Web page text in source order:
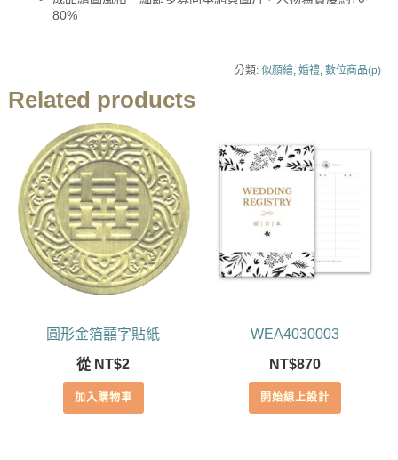
80%
分類:似顏繪,婚禮,數位商品(p)
Related products
圓形金箔囍字貼紙
從 NT$2
加入購物車
WEA4030003
NT$870
開始線上設計